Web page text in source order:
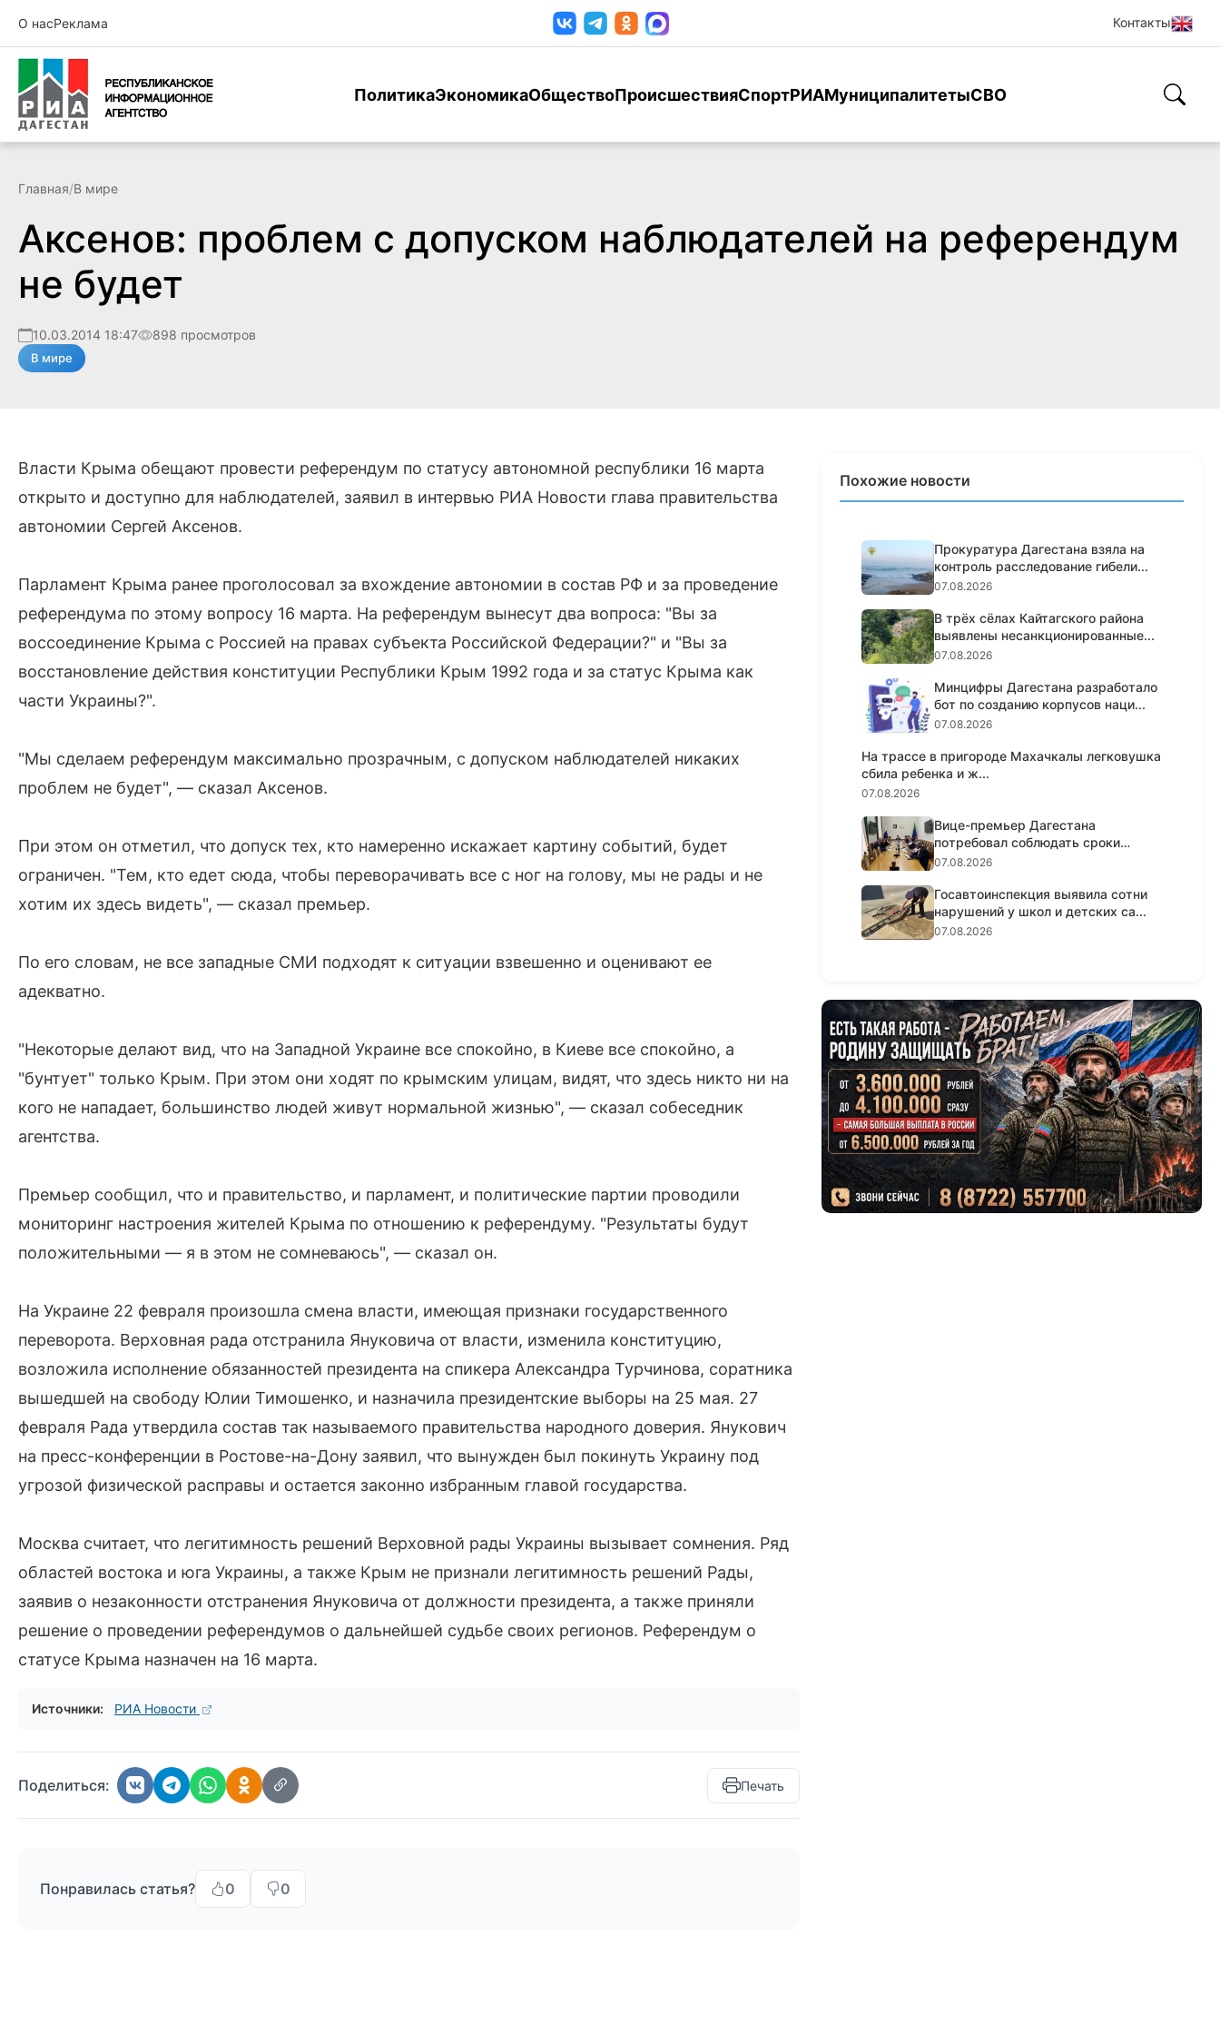
О насРеклама Контакты
ПолитикаЭкономикаОбществоПроисшествияСпортРИАМуниципалитетыСВО
Главная/В мире
Аксенов: проблем с допуском наблюдателей на референдум
не будет
10.03.2014 18:47 898 просмотров
В мире
Власти Крыма обещают провести референдум по статусу автономной республики 16 марта
открыто и доступно для наблюдателей, заявил в интервью РИА Новости глава правительства
автономии Сергей Аксенов.
Парламент Крыма ранее проголосовал за вхождение автономии в состав РФ и за проведение
референдума по этому вопросу 16 марта. На референдум вынесут два вопроса: "Вы за
воссоединение Крыма с Россией на правах субъекта Российской Федерации?" и "Вы за
восстановление действия конституции Республики Крым 1992 года и за статус Крыма как
части Украины?".
"Мы сделаем референдум максимально прозрачным, с допуском наблюдателей никаких
проблем не будет", — сказал Аксенов.
При этом он отметил, что допуск тех, кто намеренно искажает картину событий, будет
ограничен. "Тем, кто едет сюда, чтобы переворачивать все с ног на голову, мы не рады и не
хотим их здесь видеть", — сказал премьер.
По его словам, не все западные СМИ подходят к ситуации взвешенно и оценивают ее
адекватно.
"Некоторые делают вид, что на Западной Украине все спокойно, в Киеве все спокойно, а
"бунтует" только Крым. При этом они ходят по крымским улицам, видят, что здесь никто ни на
кого не нападает, большинство людей живут нормальной жизнью", — сказал собеседник
агентства.
Премьер сообщил, что и правительство, и парламент, и политические партии проводили
мониторинг настроения жителей Крыма по отношению к референдуму. "Результаты будут
положительными — я в этом не сомневаюсь", — сказал он.
На Украине 22 февраля произошла смена власти, имеющая признаки государственного
переворота. Верховная рада отстранила Януковича от власти, изменила конституцию,
возложила исполнение обязанностей президента на спикера Александра Турчинова, соратника
вышедшей на свободу Юлии Тимошенко, и назначила президентские выборы на 25 мая. 27
февраля Рада утвердила состав так называемого правительства народного доверия. Янукович
на пресс-конференции в Ростове-на-Дону заявил, что вынужден был покинуть Украину под
угрозой физической расправы и остается законно избранным главой государства.
Москва считает, что легитимность решений Верховной рады Украины вызывает сомнения. Ряд
областей востока и юга Украины, а также Крым не признали легитимность решений Рады,
заявив о незаконности отстранения Януковича от должности президента, а также приняли
решение о проведении референдумов о дальнейшей судьбе своих регионов. Референдум о
статусе Крыма назначен на 16 марта.
Источники: РИА Новости
Поделиться: Печать
Понравилась статья? 0 0
Похожие новости
Прокуратура Дагестана взяла на
контроль расследование гибели...
07.08.2026
В трёх сёлах Кайтагского района
выявлены несанкционированные...
07.08.2026
Минцифры Дагестана разработало
бот по созданию корпусов наци...
07.08.2026
На трассе в пригороде Махачкалы легковушка
сбила ребенка и ж...
07.08.2026
Вице-премьер Дагестана
потребовал соблюдать сроки
реализации...
07.08.2026
Госавтоинспекция выявила сотни
нарушений у школ и детских са...
07.08.2026